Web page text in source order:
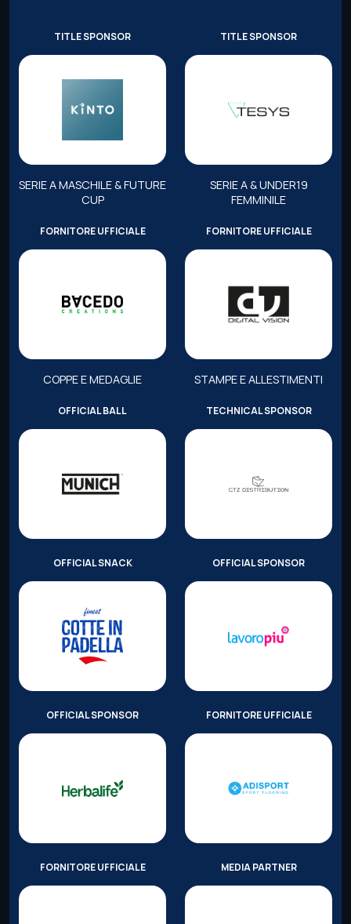
TITLE SPONSOR
SERIE A MASCHILE & FUTURE
CUP
TITLE SPONSOR
SERIE A & UNDER19
FEMMINILE
FORNITORE UFFICIALE
COPPE E MEDAGLIE
FORNITORE UFFICIALE
STAMPE E ALLESTIMENTI
OFFICIAL BALL TECHNICAL SPONSOR
OFFICIAL SNACK OFFICIAL SPONSOR
OFFICIAL SPONSOR FORNITORE UFFICIALE
FORNITORE UFFICIALE MEDIA PARTNER